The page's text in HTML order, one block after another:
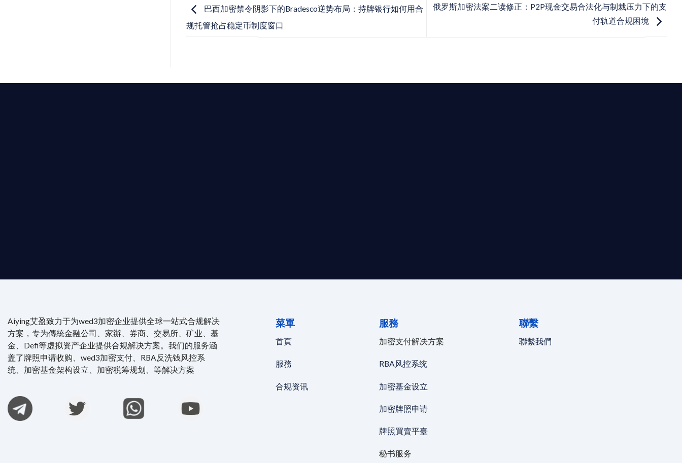
巴西加密禁令阴影下的Bradesco逆势布局：持牌银行如何用合
规托管抢占稳定币制度窗口
俄罗斯加密法案二读修正：P2P现金交易合法化与制裁压力下的支
付轨道合规困境
Aiying艾盈致力于为wed3加密企业提供全球一站式合规解决
方案，专为傳統金融公司、家辦、券商、交易所、矿业、基
金、Defi等虚拟资产企业提供合规解决方案。我们的服务涵
盖了牌照申请收购、wed3加密支付、RBA反洗钱风控系
统、加密基金架构设立、加密税筹规划、等解决方案
菜單
首頁
服務
合规资讯
服務
加密支付解决方案
RBA风控系统
加密基金设立
加密牌照申请
牌照買賣平臺
秘书服务
聯繫
聯繫我們